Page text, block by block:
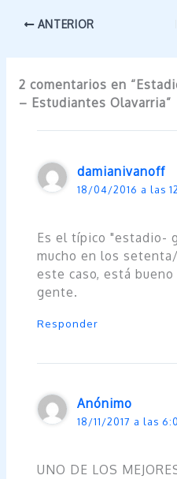
ANTERIOR
2 comentarios en
– Estudiantes Olavarria”
damianivanoff
18/04/2016 a las
Es el típico "estadio-
mucho en los
este caso, está
gente.
Responder
Anónimo
18/11/2017 a las
UNO DE LOS